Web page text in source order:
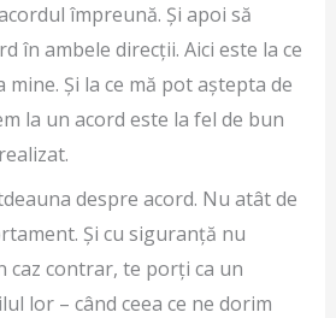
împreună. Și apoi să
în ambele direcții. Aici este la ce
Și la ce mă pot aștepta de
la un acord este la fel de bun
despre acord. Nu atât de
Și cu siguranță nu
caz contrar, te porți ca un
lor – când ceea ce ne dorim